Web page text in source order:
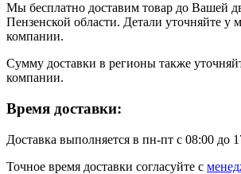
Мы бесплатно доставим товар до Вашей
Пензенской области. Детали уточняйте у
компании.
Сумму доставки в регионы также
компании.
Время доставки:
Доставка выполняется в пн-пт с 08:00 до
Точное время доставки согласуйте с